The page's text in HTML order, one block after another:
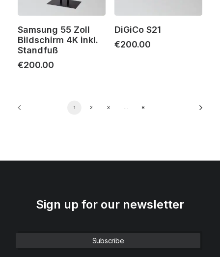
Samsung 55 Zoll
Bildschirm 4K inkl.
Standfuß
€200.00
DiGiCo S21
€200.00
1 2 3 8
Sign up for our newsletter